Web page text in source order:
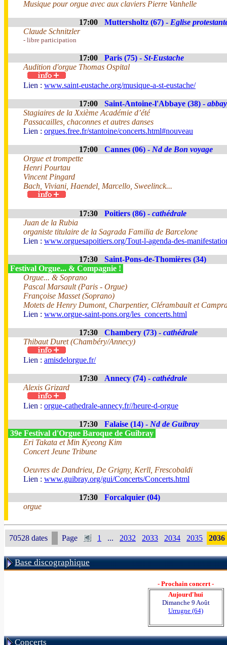
Musique pour orgue avec aux claviers Pierre Vanhelle
17:00 Muttersholtz (67) - Eglise
Claude Schnitzler
- libre participation
17:00 Paris (75) - St-Eustache
Audition d'orgue Thomas Ospital
Lien : www.saint-eustache.org/musique-a-st-eustache/
17:00 Saint-Antoine-l'Abbaye (38) -
Stagiaires de la Xxième Académie d’été
Passacailles, chaconnes et autres danses
Lien : orgues.free.fr/stantoine/concerts.html#nouveau
17:00 Cannes (06) - Nd de Bon voyage
Orgue et trompette
Henri Pourtau
Vincent Pingard
Bach, Viviani, Haendel, Marcello, Sweelinck...
17:30 Poitiers (86) - cathédrale
Juan de la Rubia
organiste titulaire de la Sagrada Familia de Barcelone
Lien : www.orguesapoitiers.org/Tout-l-agenda-des-
17:30
Saint-Pons-de-Thomières (34)
Festival Orgue... & Compagnie !
Orgue... & Soprano
Pascal Marsault (Paris - Orgue)
Françoise Masset (Soprano)
Motets de Henry Dumont, Charpentier, Clérambault et
Lien : www.orgue-saint-pons.org/les_concerts.html
17:30 Chambery (73) - cathédrale
Thibaut Duret (Chambéry/Annecy)
Lien : amisdelorgue.fr/
17:30 Annecy (74) - cathédrale
Alexis Grizard
Lien : orgue-cathedrale-annecy.fr//heure-d-orgue
17:30 Falaise (14) - Nd de Guibray
39e Festival d'Orgue Baroque de Guibray
Eri Takata et Min Kyeong Kim
Concert Jeune Tribune
Oeuvres de Dandrieu, De Grigny, Kerll, Frescobaldi
Lien : www.guibray.org/gui/Concerts/Concerts.html
17:30
Forcalquier (04)
orgue
70528 dates Page 1 ... 2032 2033 2034 2035 2036
Base discographique
- Prochain concert -
Aujourd'hui
Dimanche 9 Août
Urrugne (64)
Concerts